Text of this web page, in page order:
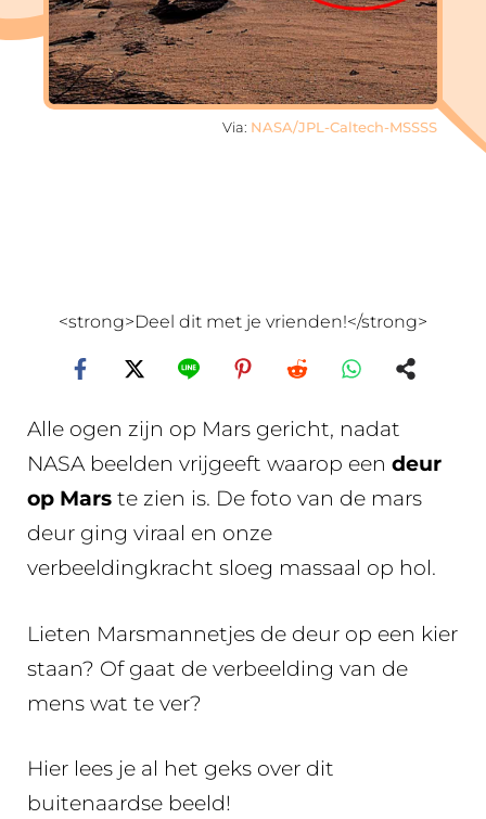
Via: NASA/JPL-Caltech-MSSSS
<strong>Deel dit met je vrienden!</strong>
Alle ogen zijn op Mars gericht, nadat
NASA beelden vrijgeeft waarop een deur
op Mars te zien is. De foto van de mars
deur ging viraal en onze
verbeeldingkracht sloeg massaal op hol.
Lieten Marsmannetjes de deur op een kier
staan? Of gaat de verbeelding van de
mens wat te ver?
Hier lees je al het geks over dit
buitenaardse beeld!